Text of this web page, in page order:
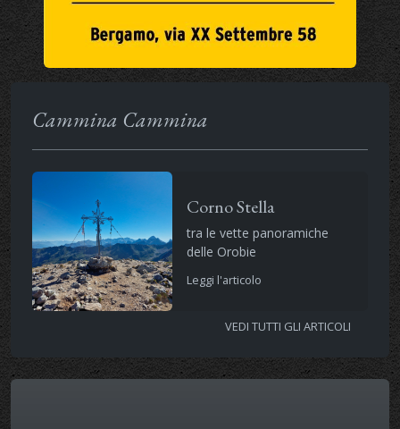
Cammina Cammina
Corno Stella
tra le vette panoramiche
delle Orobie
Leggi l'articolo
VEDI TUTTI GLI ARTICOLI